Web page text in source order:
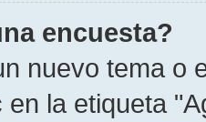
encuesta?
nuevo tema o
la etiqueta